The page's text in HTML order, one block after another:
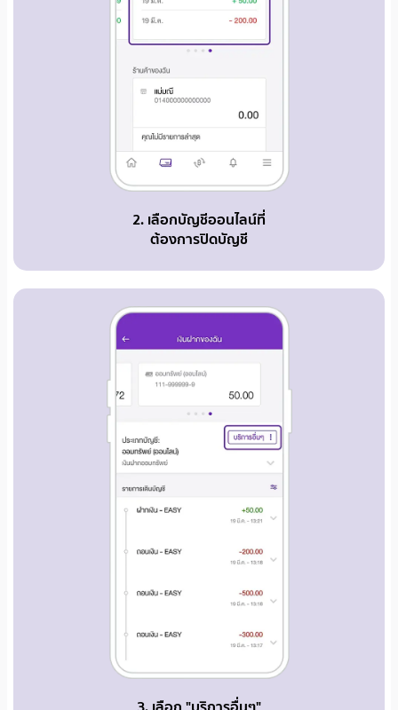
2. เลือกบัญชีออนไลน์ที่
ต้องการปิดบัญชี